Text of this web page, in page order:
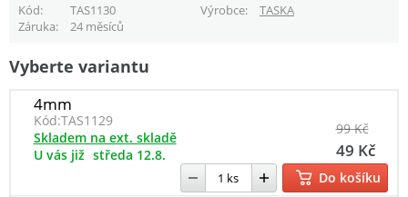
Kód TAS1130 Výrobce
TASKA
Záruka
24 měsíců
Vyberte variantu
4mm
Kód:TAS1129 99 Kč
49 Kč
Skladem na ext. skladě
U vás již středa 12.8.
Do košíku